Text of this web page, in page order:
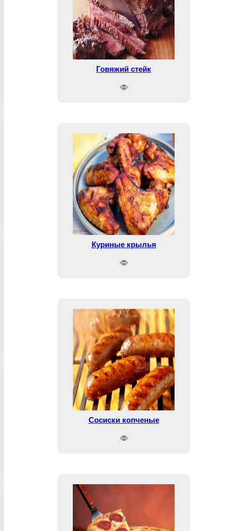
Говяжий стейк
Куриные крылья
Сосиски копченые